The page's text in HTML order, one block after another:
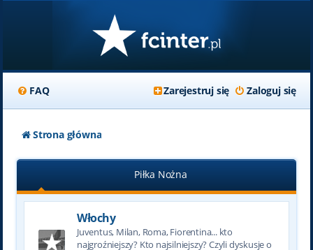
FAQ Zaloguj się
Zarejestruj się
Strona główna
Piłka Nożna
Włochy
Juventus, Milan, Roma, Fiorentina... kto
najgroźniejszy? Kto najsilniejszy? Czyli dyskusje o